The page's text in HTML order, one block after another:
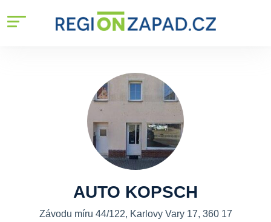
AUTO KOPSCH
Závodu míru 44/122, Karlovy Vary 17, 360 17